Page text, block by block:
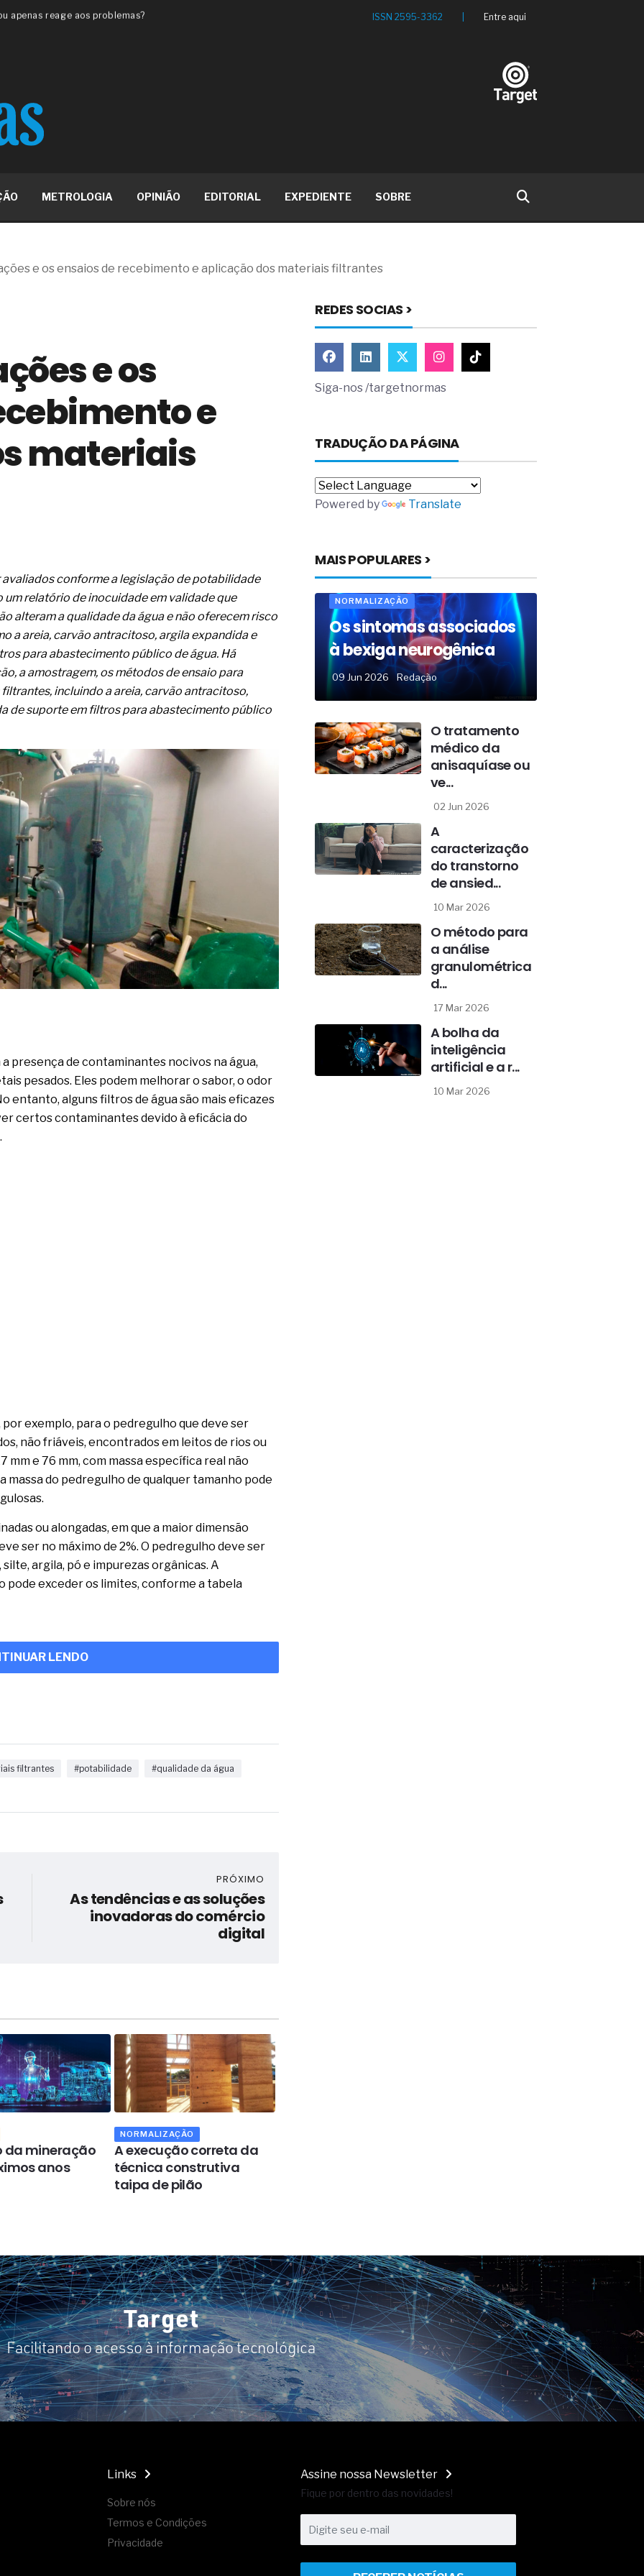
apenas reage aos problemas?
má-fé para tentar criar uma
ISO
metabólica
ânus
de ovário
da fadiga crônica
como estratégia
de materiais
B2B e a venda complexa
dos fios, cabos e
com tipologia de giro para as
apenas reage aos problemas?
a frio in situ com emulsão
má-fé para tentar criar uma
ISO
cabelos ou calvície
o resultado positivo
em estruturas hidráulicas de
o risco de morte precoce e
nas atividades de
como estratégia
não está no modelo de IA
B2B e a venda complexa
ISSN 2595-3362 Entre aqui
METROLOGIA OPINIÃO EDITORIAL EXPEDIENTE SOBRE
e os ensaios de recebimento e aplicação dos materiais filtrantes
e os
e
materiais
conforme a legislação de potabilidade
um relatório de inocuidade em validade que
alteram a qualidade da água e não oferecem risco
a areia, carvão antracitoso, argila expandida e
para abastecimento público de água. Há
a amostragem, os métodos de ensaio para
incluindo a areia, carvão antracitoso,
de suporte em filtros para abastecimento público
presença de contaminantes nocivos na água,
pesados. Eles podem melhorar o sabor, o odor
entanto, alguns filtros de água são mais eficazes
certos contaminantes devido à eficácia do
exemplo, para o pedregulho que deve ser
não friáveis, encontrados em leitos de rios ou
mm e 76 mm, com massa específica real não
massa do pedregulho de qualquer tamanho pode
ou alongadas, em que a maior dimensão
ser no máximo de 2%. O pedregulho deve ser
argila, pó e impurezas orgânicas. A
pode exceder os limites, conforme a tabela
LENDO
filtrantes #potabilidade
#qualidade da água
PRÓXIMO
As tendências e as soluções
inovadoras do comércio
digital
da mineração
anos
NORMALIZAÇÃO
A execução correta da
técnica construtiva
taipa de pilão
REDES SOCIAS >
Siga-nos /targetnormas
TRADUÇÃO DA PÁGINA
Powered by Translate
MAIS POPULARES >
NORMALIZAÇÃO
Os sintomas associados
à bexiga neurogênica
09 Jun 2026 Redação
O tratamento
médico da
anisaquíase ou
ve...
02 Jun 2026
A
caracterização
do transtorno
de ansied...
10 Mar 2026
O método para
a análise
granulométrica
d...
17 Mar 2026
A bolha da
inteligência
artificial e a r...
10 Mar 2026
Target
Facilitando o acesso à informação tecnológica
Links
Sobre nós
Termos e Condições
Privacidade
Assine nossa Newsletter
Fique por dentro das novidades!